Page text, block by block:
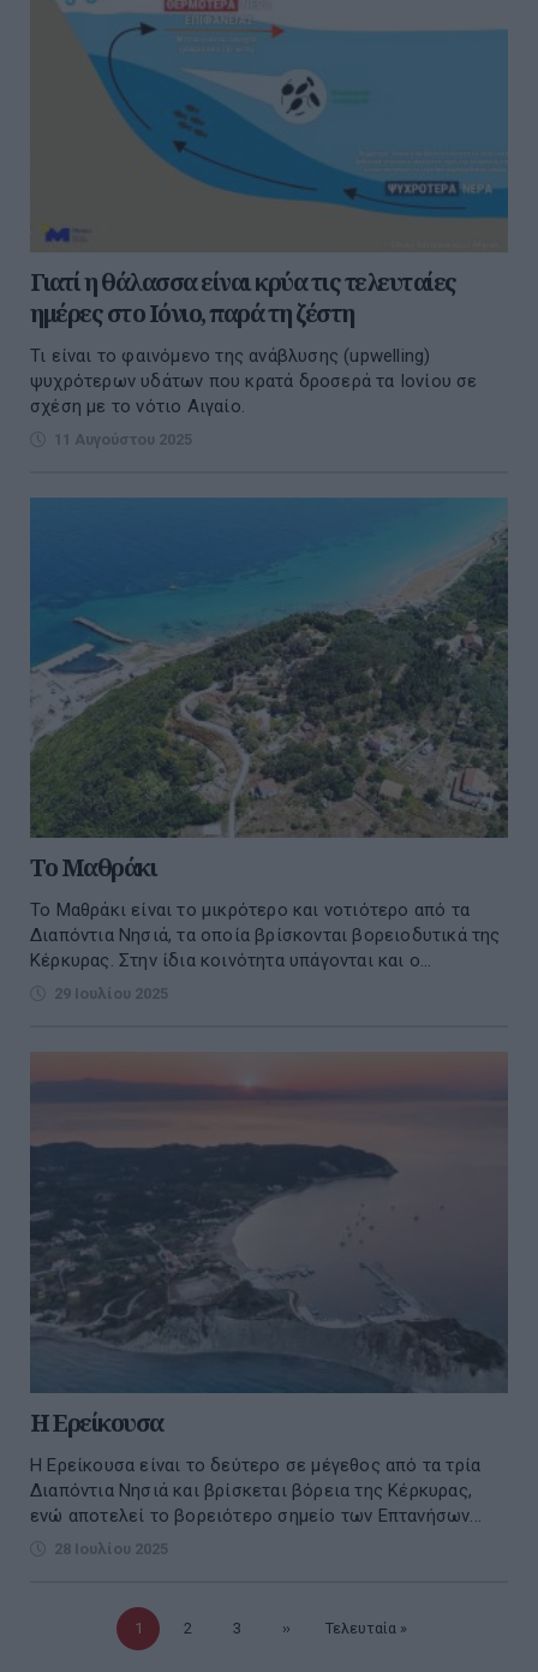
Γιατί η θάλασσα είναι κρύα τις τελευταίες
ημέρες στο Ιόνιο, παρά τη ζέστη
Τι είναι το φαινόμενο της ανάβλυσης (upwelling)
ψυχρότερων υδάτων που κρατά δροσερά τα Ιονίου σε
σχέση με το νότιο Αιγαίο.
11 Αυγούστου 2025
Το Μαθράκι
Το Μαθράκι είναι το μικρότερο και νοτιότερο από τα
Διαπόντια Νησιά, τα οποία βρίσκονται βορειοδυτικά της
Κέρκυρας. Στην ίδια κοινότητα υπάγονται και ο...
29 Ιουλίου 2025
Η Ερείκουσα
Η Ερείκουσα είναι το δεύτερο σε μέγεθος από τα τρία
Διαπόντια Νησιά και βρίσκεται βόρεια της Κέρκυρας,
ενώ αποτελεί το βορειότερο σημείο των Επτανήσων...
28 Ιουλίου 2025
Τρέχουσα
1 Σελίδα
2 Σελίδα
3 Επόμενη
›› Τελευταία
Τελευταία »